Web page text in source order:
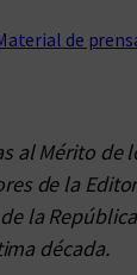
de
al Mérito de
de la
la
década.